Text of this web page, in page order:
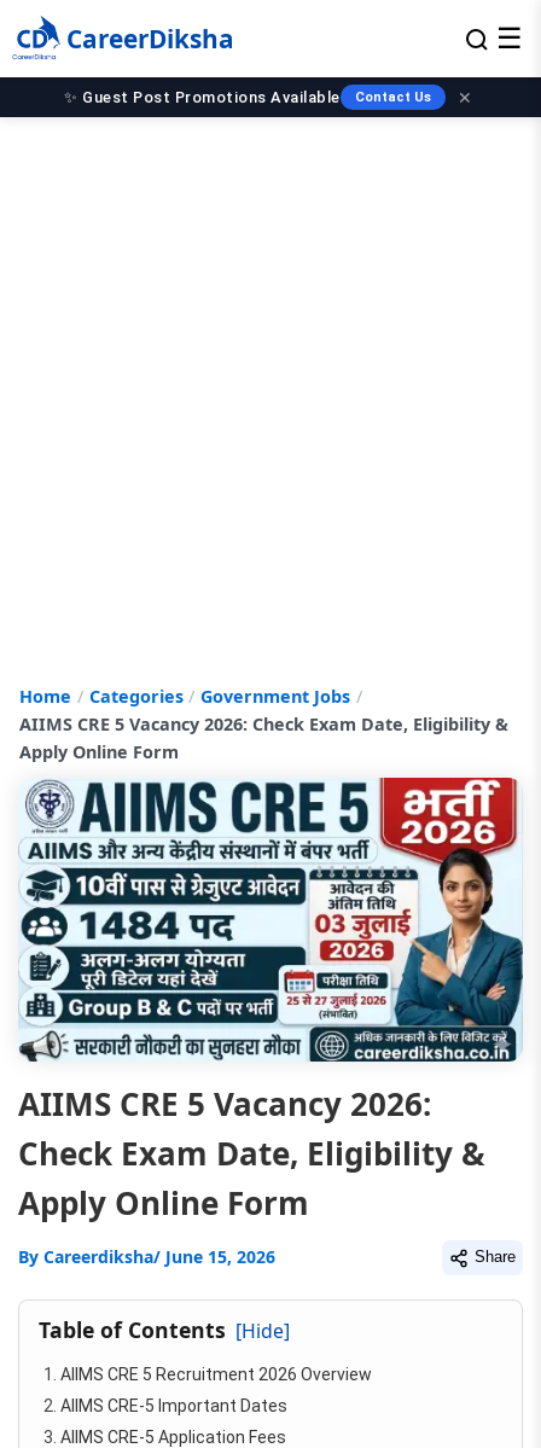
CareerDiksha ☰
✨ Guest Post Promotions Available Contact Us ✕
Home Categories
Government Jobs
AIIMS CRE 5 Vacancy 2026: Check Exam Date, Eligibility &
Apply Online Form
AIIMS CRE 5 Vacancy 2026:
Check Exam Date, Eligibility &
Apply Online Form
By Careerdiksha/ June 15, 2026 Share
Table of Contents [Hide]
AIIMS CRE 5 Recruitment 2026 Overview
AIIMS CRE-5 Important Dates
AIIMS CRE-5 Application Fees